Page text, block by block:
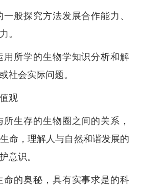
般探究方法发展合作能力、
。
用所学的生物学知识分析和解
社会实际问题。
观
所生存的生物圈之间的关系，
命，理解人与自然和谐发展的
意识。
命的奥秘，具有实事求是的科